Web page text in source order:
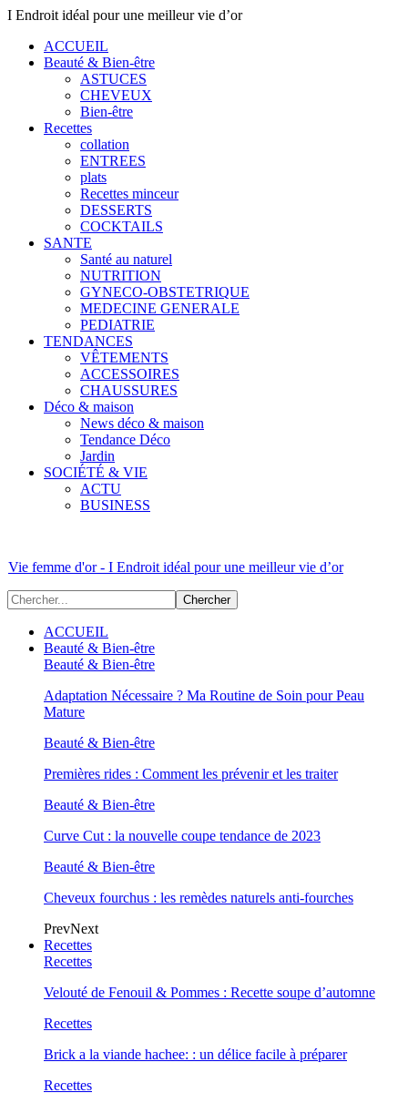
I Endroit idéal pour une meilleur vie d’or
ACCUEIL
Beauté & Bien-être
ASTUCES
CHEVEUX
Bien-être
Recettes
collation
ENTREES
plats
Recettes minceur
DESSERTS
COCKTAILS
SANTE
Santé au naturel
NUTRITION
GYNECO-OBSTETRIQUE
MEDECINE GENERALE
PEDIATRIE
TENDANCES
VÊTEMENTS
ACCESSOIRES
CHAUSSURES
Déco & maison
News déco & maison
Tendance Déco
Jardin
SOCIÉTÉ & VIE
ACTU
BUSINESS
Vie femme d'or - I Endroit idéal pour une meilleur vie d’or
ACCUEIL
Beauté & Bien-être
Beauté & Bien-être
Adaptation Nécessaire ? Ma Routine de Soin pour Peau
Mature
Beauté & Bien-être
Premières rides : Comment les prévenir et les traiter
Beauté & Bien-être
Curve Cut : la nouvelle coupe tendance de 2023
Beauté & Bien-être
Cheveux fourchus : les remèdes naturels anti-fourches
PrevNext
Recettes
Recettes
Velouté de Fenouil & Pommes : Recette soupe d’automne
Recettes
Brick a la viande hachee: : un délice facile à préparer
Recettes